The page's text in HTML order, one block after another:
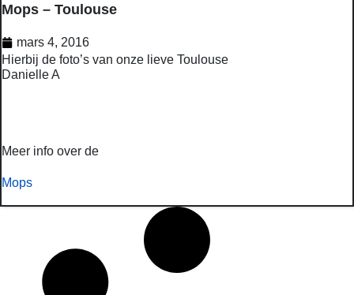
Mops – Toulouse
mars 4, 2016
Hierbij de foto’s van onze lieve Toulouse
Danielle A
Meer info over de
Mops